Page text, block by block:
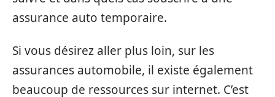
assurance auto temporaire.
Si vous désirez aller plus loin, sur les
assurances automobile, il existe également
beaucoup de ressources sur internet. C’est